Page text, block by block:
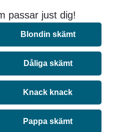
passar just dig!
Blondin skämt
Dåliga skämt
Knack knack
Pappa skämt